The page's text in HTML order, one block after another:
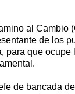
al Cambio
de los
para que ocupe
de bancada